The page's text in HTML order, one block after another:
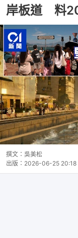
岸板道 料
撰文： 吳美松
出版： 2026-06-25 20:18